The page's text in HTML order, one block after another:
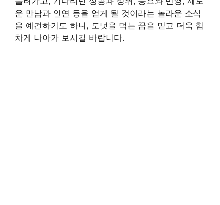
운 만남과 인연 등을 얻게 될 것이라는 놀라운 소식
을 예견하기도 하니, 도넛을 먹는 꿈을 믿고 더욱 힘
차게 나아가 보시길 바랍니다.